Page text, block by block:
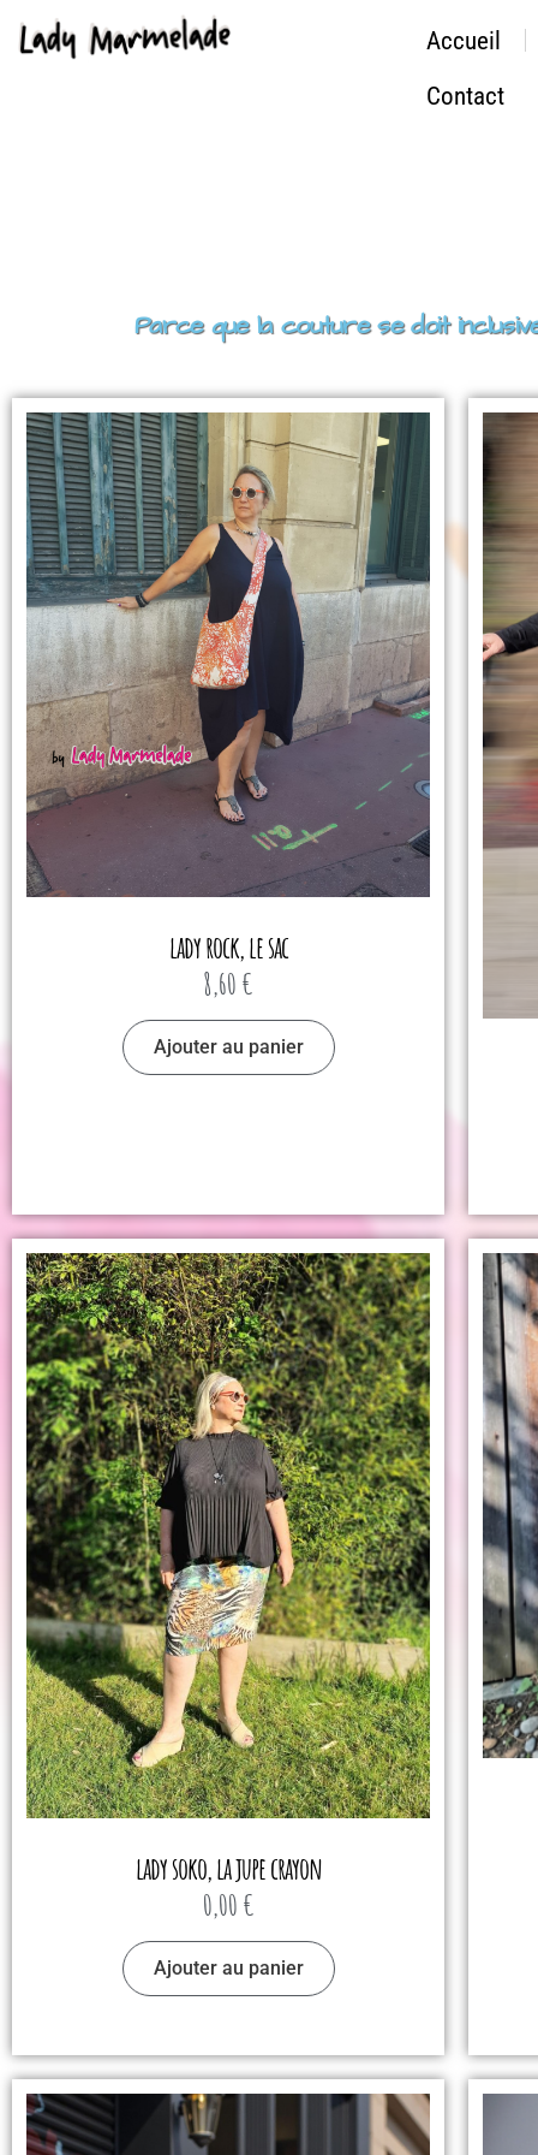
Accueil
Contact
Parce que la couture se doit
lady rock, le sac
8,60 €
Ajouter au panier
lady soko, la jupe crayon
0,00 €
Ajouter au panier